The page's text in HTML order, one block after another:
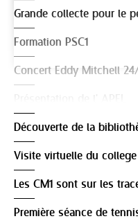
Grande collecte pour le
Formation PSC1
Concert Eddy Mitchell 24/
Découverte de la
Visite virtuelle du college
Les CM1 sont sur les
Première séance de